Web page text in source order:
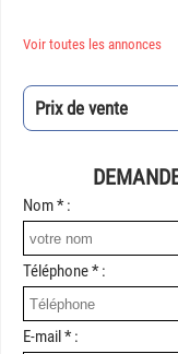
Voir toutes les annonces
Prix de vente
Nom * :
Téléphone * :
E-mail * :